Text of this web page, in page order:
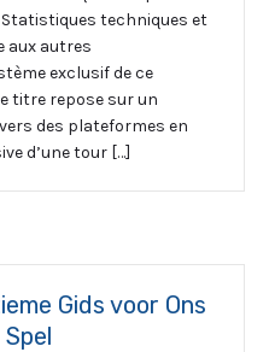
techniques et
aux autres
exclusif de ce
titre repose sur un
des plateformes en
d’une tour […]
Gids voor Ons